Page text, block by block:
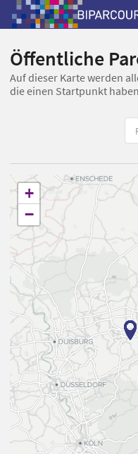
Öffentliche
Auf dieser Karte werden
die einen Startpunkt haben
+
−